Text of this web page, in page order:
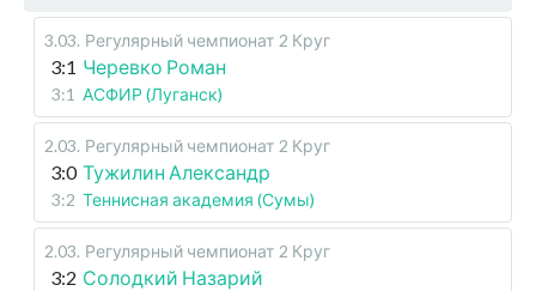
3.03. Регулярный чемпионат 2 Круг
3:1 Черевко Роман
3:1 АСФИР (Луганск)
2.03. Регулярный чемпионат 2 Круг
3:0 Тужилин Александр
3:2 Теннисная академия (Сумы)
2.03. Регулярный чемпионат 2 Круг
3:2 Солодкий Назарий